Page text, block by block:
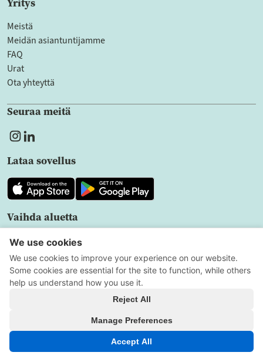
Yritys
Meistä
Meidän asiantuntijamme
FAQ
Urat
Ota yhteyttä
Seuraa meitä
Lataa sovellus
Vaihda aluetta
FI
Evästeasetukset
Kaikki oikeudet pidätetään Copyright © 2026